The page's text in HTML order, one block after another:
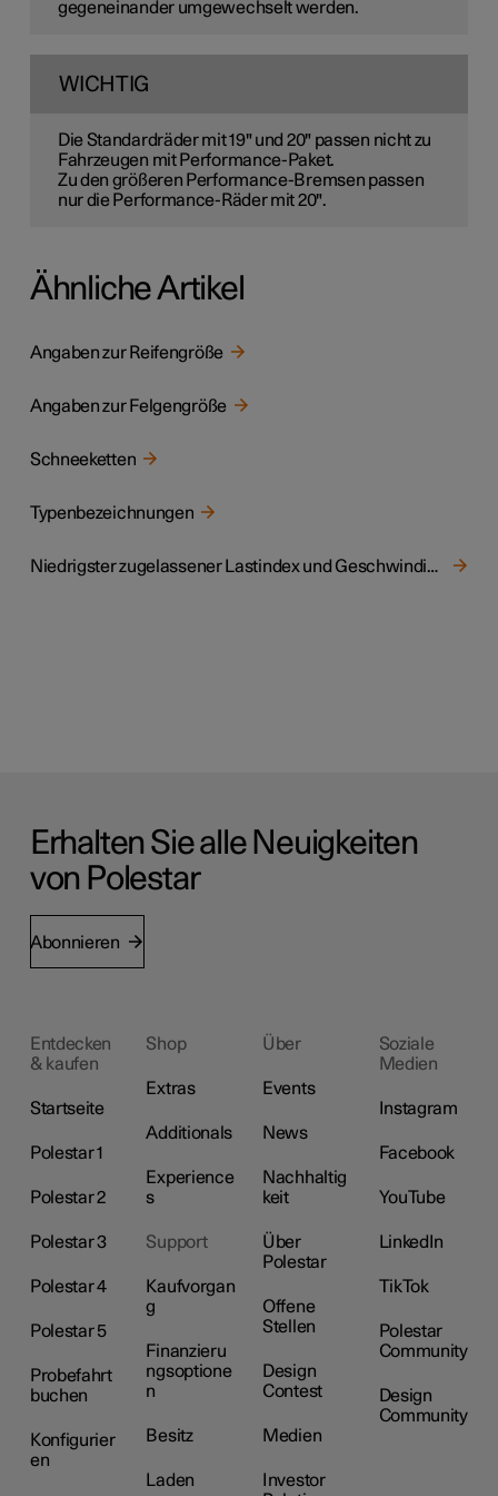
gegeneinander umgewechselt werden.
WICHTIG
Die Standardräder mit 19" und 20" passen nicht zu
Fahrzeugen mit Performance-Paket.
Zu den größeren Performance-Bremsen passen
nur die Performance-Räder mit 20".
Ähnliche Artikel
Angaben zur Reifengröße
Angaben zur Felgengröße
Schneeketten
Typenbezeichnungen
Niedrigster zugelassener Lastindex und Geschwindigkeitsklasse für Reifen
Erhalten Sie alle Neuigkeiten
von Polestar
Abonnieren
Entdecken
& kaufen
Startseite
Polestar 1
Polestar 2
Polestar 3
Polestar 4
Polestar 5
Probefahrt
buchen
Konfigurier
en
Shop
Extras
Additionals
Experience
s
Support
Kaufvorgan
g
Finanzieru
ngsoptione
n
Besitz
Laden
Über
Events
News
Nachhaltig
keit
Über
Polestar
Offene
Stellen
Design
Contest
Medien
Investor
Soziale
Medien
Instagram
Facebook
YouTube
LinkedIn
TikTok
Polestar
Community
Design
Community